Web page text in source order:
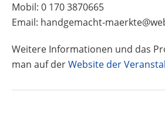
Mobil: 0 170 3870665
Email: handgemacht-
Weitere Informationen und das
man auf derWebsite der